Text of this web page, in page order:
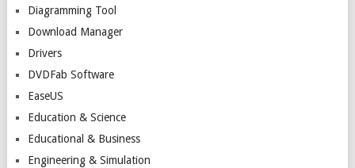
Diagramming Tool
Download Manager
Drivers
DVDFab Software
EaseUS
Education & Science
Educational & Business
Engineering & Simulation